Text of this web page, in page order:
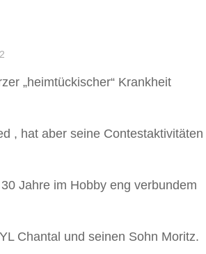
„heimtückischer“ Krankheit
, hat aber seine Contestaktivitäten
Jahre im Hobby eng verbundem
Chantal und seinen Sohn Moritz.